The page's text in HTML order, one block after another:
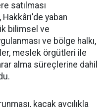
satılması
yaban
bilimsel ve
ve bölge halkı,
meslek örgütleri ile
alma süreçlerine dahil
kaçak avcılıkla